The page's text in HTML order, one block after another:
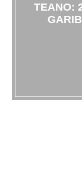
TEANO: